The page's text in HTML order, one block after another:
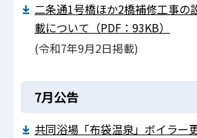
二条通1号橋ほか2橋補修工事の
載について（PDF：93KB）
(令和7年9⽉2⽇掲載)
7月公告
共同浴場「布袋温泉」ボイラー